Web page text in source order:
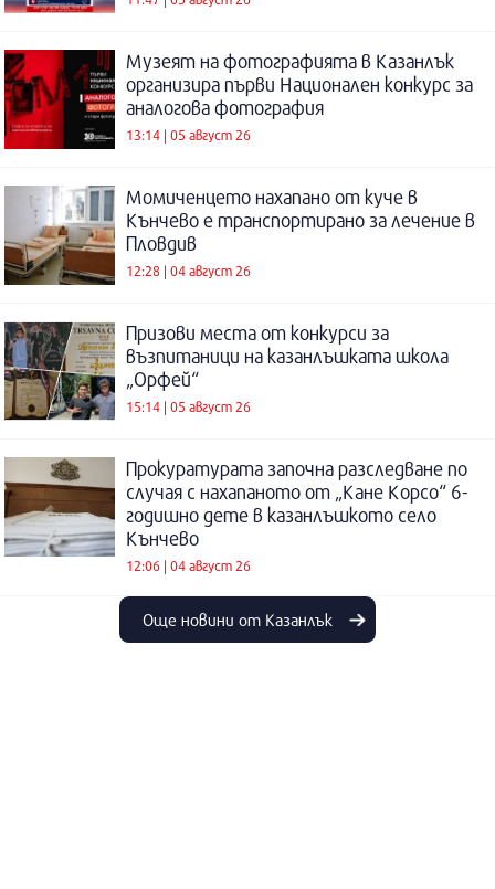
Музеят на фотографията в Казанлък
организира първи Национален конкурс за
аналогова фотография
13:14 | 05 август 26
Момиченцето нахапано от куче в
Кънчево е транспортирано за лечение в
Пловдив
12:28 | 04 август 26
Призови места от конкурси за
възпитаници на казанлъшката школа
„Орфей“
15:14 | 05 август 26
Прокуратурата започна разследване по
случая с нахапаното от „Кане Корсо“ 6-
годишно дете в казанлъшкото село
Кънчево
12:06 | 04 август 26
Още новини от Казанлък